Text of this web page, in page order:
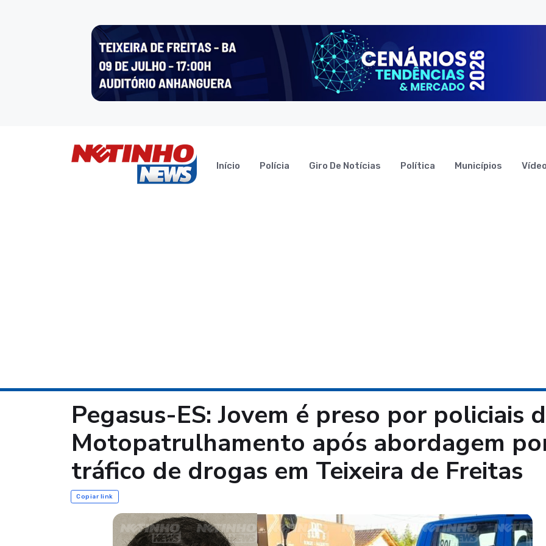
Início Polícia Giro De Notícias Política Municípios
Pegasus-ES: Jovem é preso por policiais
Motopatrulhamento após abordagem
tráfico de drogas em Teixeira de Freitas
Copiar link